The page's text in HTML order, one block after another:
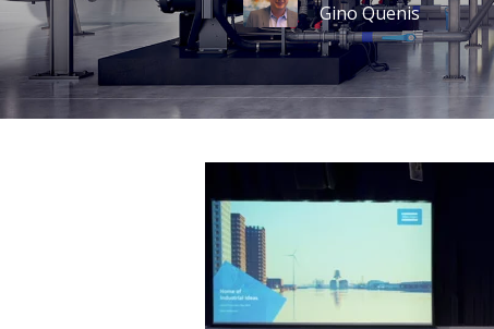
Gino Quenis